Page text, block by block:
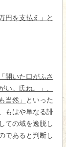
円を支払え」と
開いた口がふさ
。氏ね。」、
当然」 といった
もはや単なる誹
ての域を逸脱し
であると判断し